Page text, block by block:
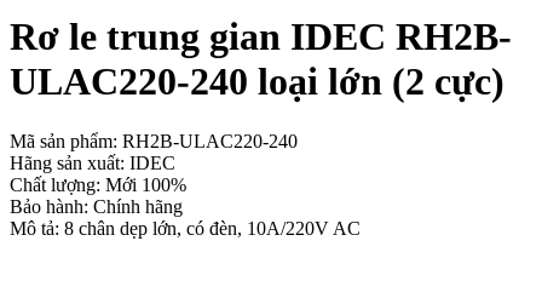
Rơ le trung gian IDEC RH2B-
ULAC220-240 loại lớn (2 cực)
Mã sản phẩm: RH2B-ULAC220-240
Hãng sản xuất: IDEC
Chất lượng: Mới 100%
Bảo hành: Chính hãng
Mô tả: 8 chân dẹp lớn, có đèn, 10A/220V AC